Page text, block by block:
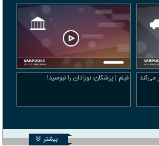
می‌کند فیلم | پزشکان: نوزادان را نبوسید!
بیشتر